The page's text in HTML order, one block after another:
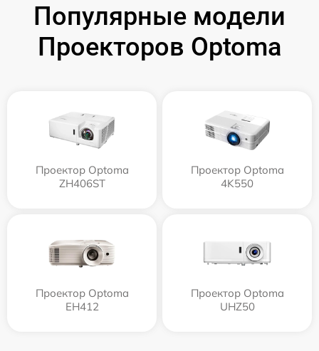
Популярные модели
Проекторов Optoma
Проектор Optoma
ZH406ST
Проектор Optoma
4K550
Проектор Optoma
EH412
Проектор Optoma
UHZ50